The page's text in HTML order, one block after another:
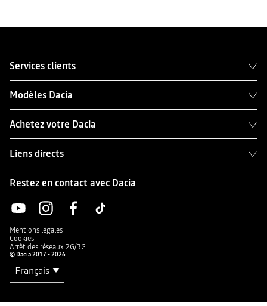
Services clients
Modèles Dacia
Achetez votre Dacia
Liens directs
Restez en contact avec Dacia
Mentions légales
Cookies
Arrêt des réseaux 2G/3G
© Dacia 2017 - 2026